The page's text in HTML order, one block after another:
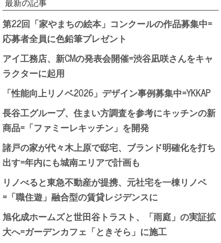
最新の記事
第22回「家やまちの絵本」コンクールの作品募集中=
応募者全員に色鉛筆プレゼント
アイ工務店、新CMの発表会開催=渋谷凪咲さんをキャ
ラクターに起用
「性能向上リノベ2026」デザイン事例募集中=YKKAP
長谷工グループ、住まい方調査を参考にキッチンの新
商品=「ファミーレキッチン」を開発
諸戸の家が代々木上原で邸宅、ブランド明確化を打ち
出す=年内にも城南エリアで計画も
リノべると東急不動産が提携、元社宅を一棟リノベ
=「職住遊」融合型の賃貸レジデンスに
旭化成ホームズと世田谷トラスト、「雨庭」の実証拡
大へ=ガーデンカフェ「ときそら」に施工